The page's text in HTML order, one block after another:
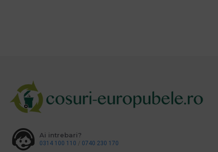
Ai intrebari?
0314 100 110 / 0740 230 170